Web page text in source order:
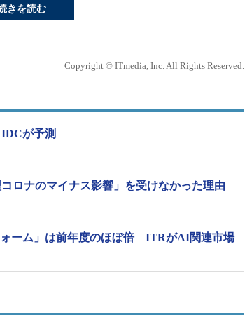
きを読む
Copyright © ITmedia, Inc. All Rights Reserved.
が予測
ロナのマイナス影響」を受けなかった理由
ォーム」は前年度のほぼ倍 ITRがAI関連市場